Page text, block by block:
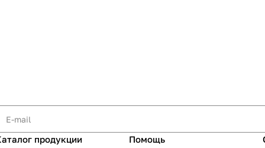
продукции Помощь